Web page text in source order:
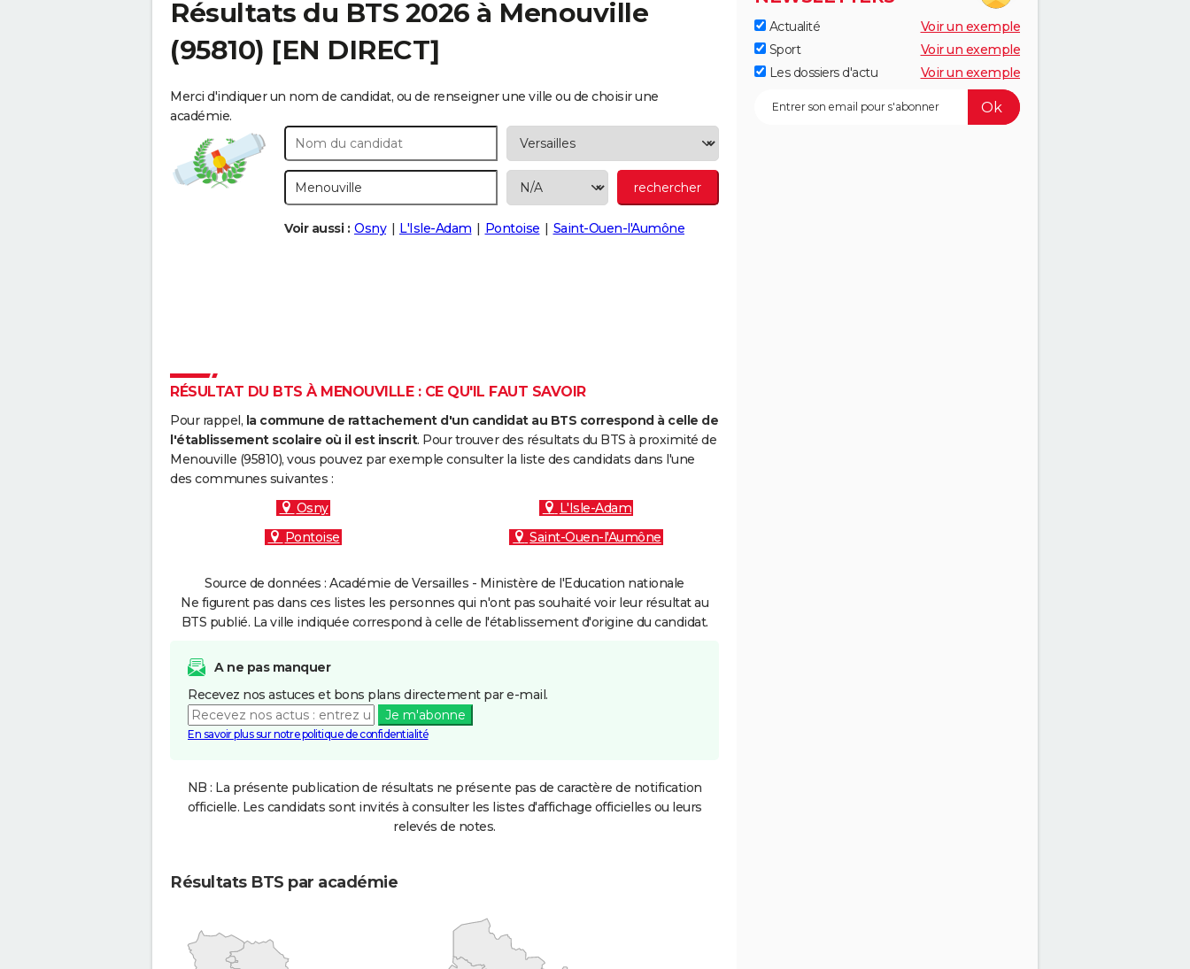
Résultats du BTS 2026 à Menouville
(95810) [EN DIRECT]
Merci d'indiquer un nom de candidat, ou de renseigner une ville ou de choisir une
académie.
Voir aussi : Osny L'Isle-Adam Pontoise Saint-Ouen-l'Aumône
RÉSULTAT DU BTS À MENOUVILLE : CE QU'IL FAUT SAVOIR
Pour rappel, la commune de rattachement d'un candidat au BTS correspond à celle de
l'établissement scolaire où il est inscrit. Pour trouver des résultats du BTS à proximité de
Menouville (95810), vous pouvez par exemple consulter la liste des candidats dans l'une
des communes suivantes :
Osny
L'Isle-Adam
Pontoise
Saint-Ouen-l'Aumône
Source de données : Académie de Versailles - Ministère de l'Education nationale
Ne figurent pas dans ces listes les personnes qui n'ont pas souhaité voir leur résultat au
BTS publié. La ville indiquée correspond à celle de l'établissement d'origine du candidat.
A ne pas manquer
Recevez nos astuces et bons plans directement par e-mail.
Je m'abonne
En savoir plus sur notre politique de confidentialité
NB : La présente publication de résultats ne présente pas de caractère de notification
officielle. Les candidats sont invités à consulter les listes d'affichage officielles ou leurs
relevés de notes.
Résultats BTS par académie
Actualité
Voir un exemple
Sport
Voir un exemple
Les dossiers d'actu
Voir un exemple